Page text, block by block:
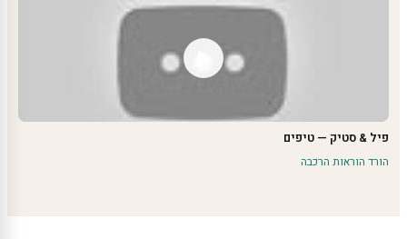
פיל & סטיק — טיפים
הורד הוראות הרכבה